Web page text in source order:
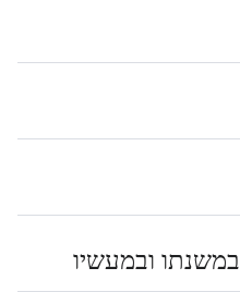
במשנתו ובמעשיו